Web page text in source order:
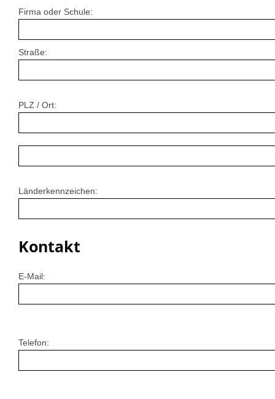
Firma oder Schule:
Straße:
PLZ / Ort:
Länderkennzeichen:
Kontakt
E-Mail:
Telefon: